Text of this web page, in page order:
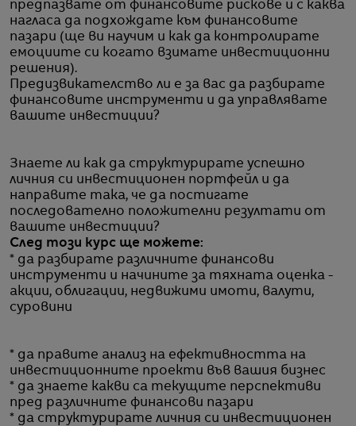
предпазвате от финансовите рискове и с каква
нагласа да подхождате към финансовите
пазари (ще ви научим и как да контролирате
емоциите си когато взимате инвестиционни
решения).
Предизвикателство ли е за вас да разбирате
финансовите инструменти и да управлявате
вашите инвестиции?
Знаете ли как да структурирате успешно
личния си инвестиционен портфейл и да
направите така, че да постигате
последователно положителни резултати от
вашите инвестиции?
След този курс ще можете:
* да разбирате различните финансови
инструменти и начините за тяхната оценка -
акции, облигации, недвижими имоти, валути,
суровини
* да правите анализ на ефективността на
инвестиционните проекти във вашия бизнес
* да знаете какви са текущите перспективи
пред различните финансови пазари
* да структурирате личния си инвестиционен